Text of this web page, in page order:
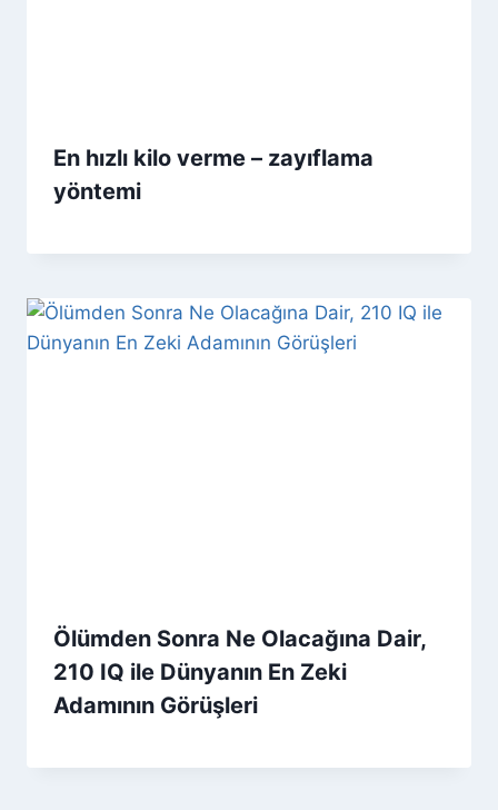
En hızlı kilo verme – zayıflama
yöntemi
Ölümden Sonra Ne Olacağına Dair,
210 IQ ile Dünyanın En Zeki
Adamının Görüşleri